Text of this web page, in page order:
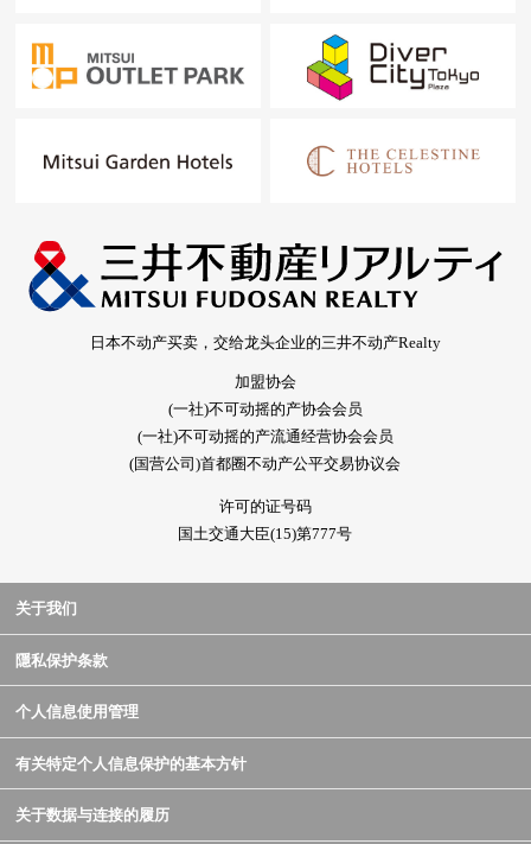
日本不动产买卖，交给龙头企业的三井不动产Realty
加盟协会
(一社)不可动摇的产协会会员
(一社)不可动摇的产流通经营协会会员
(国营公司)首都圈不动产公平交易协议会
许可的证号码
国土交通大臣(15)第777号
关于我们
隱私保护条款
个人信息使用管理
有关特定个人信息保护的基本方针
关于数据与连接的履历